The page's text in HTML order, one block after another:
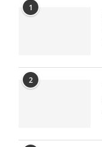
1
2